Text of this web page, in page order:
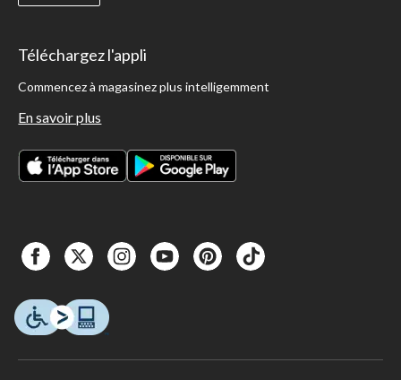
Téléchargez l'appli
Commencez à magasinez plus intelligemment
En savoir plus